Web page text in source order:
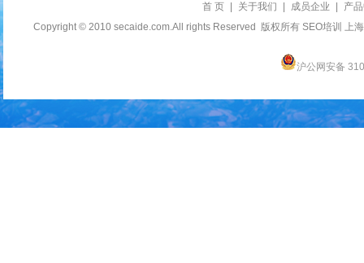
首 页 关于我们 成员企业
产
Copyright © 2010 secaide.com.All rights Reserved 版权所有 SEO培训 上
沪公网安备